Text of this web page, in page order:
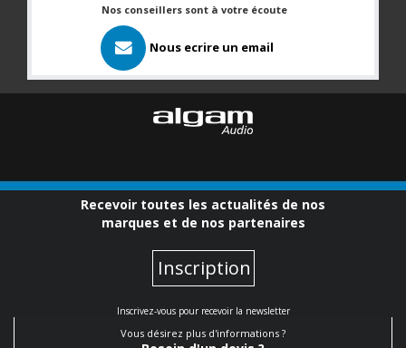
Nos conseillers sont à votre écoute
Nous ecrire un email
Recevoir toutes les actualités de nos
marques et de nos partenaires
Inscription
Inscrivez-vous pour recevoir la newsletter
Vous désirez plus d'informations ?